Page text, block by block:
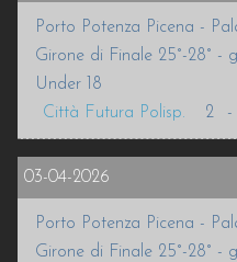
INFO
VOLLEURHOPE
ACCEDI
Porto Potenza Picena -
Girone di Finale 25°-28° -
Under 18
Città Futura Polisp.
2 -
03-04-2026
Porto Potenza Picena -
Girone di Finale 25°-28° -